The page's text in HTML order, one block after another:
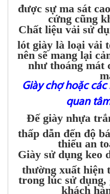
được sự ma sát
cứng cũng
Chất liệu vải sử
lót giày là loại vải
nên sẽ mang lại
như thoáng mát
Giày chợ hoặc
quan
Đế giày nhựa
thấp dẫn đến độ
thiếu an
Giày sử dụng keo
thường xuất hiện
trong lúc sử dụng,
khách